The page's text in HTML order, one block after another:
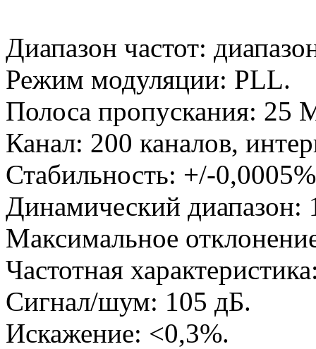
Диапазон частот:
Режим модуляции: PLL.
Полоса пропускания: 25
Канал: 200 каналов,
Стабильность: +/-
Динамический диапазон:
Максимальное
Частотная
Сигнал/шум: 105 дБ.
Искажение: <0,3%.